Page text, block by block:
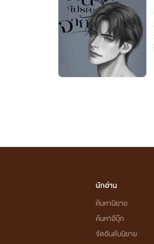
นักอ่าน
ค้นหานิยาย
ค้นหาอีบุ๊ก
จัดอันดับนิยาย